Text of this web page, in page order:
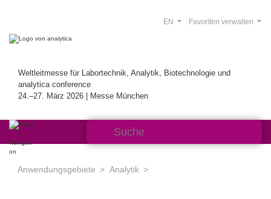
Weltleitmesse für Labortechnik, Analytik, Biotechnologie und
analytica conference
24.–27. März 2026 | Messe München
Favoriten verwalten
EN
Anwendungsgebiete Analytik